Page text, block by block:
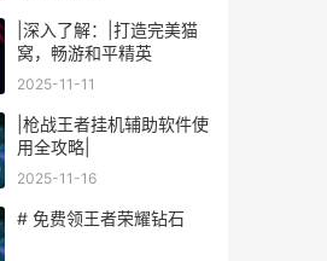
|深入了解：|打造完美猫
窝，畅游和平精英
2025-11-11
|枪战王者挂机辅助软件使
用全攻略|
2025-11-16
# 免费领王者荣耀钻石